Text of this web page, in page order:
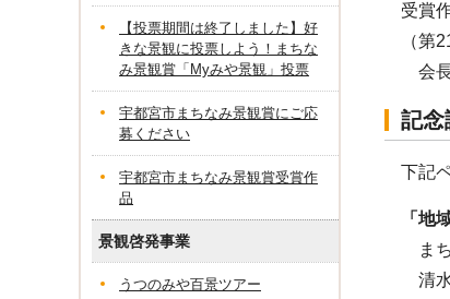
受賞
（第
会
記念
下記
「地
ま
清
【投票期間は終了しました】好
きな景観に投票しよう！まちな
み景観賞「Myみや景観」投票
宇都宮市まちなみ景観賞にご応
募ください
宇都宮市まちなみ景観賞受賞作
品
景観啓発事業
うつのみや百景ツアー